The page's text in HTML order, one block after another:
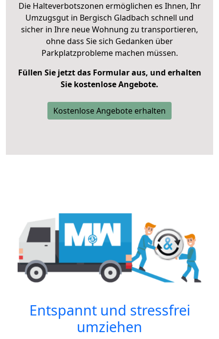
Die Halteverbotszonen ermöglichen es Ihnen, Ihr
Umzugsgut in Bergisch Gladbach schnell und
sicher in Ihre neue Wohnung zu transportieren,
ohne dass Sie sich Gedanken über
Parkplatzprobleme machen müssen.
Füllen Sie jetzt das Formular aus, und erhalten
Sie kostenlose Angebote.
Kostenlose Angebote erhalten
Entspannt und stressfrei
umziehen